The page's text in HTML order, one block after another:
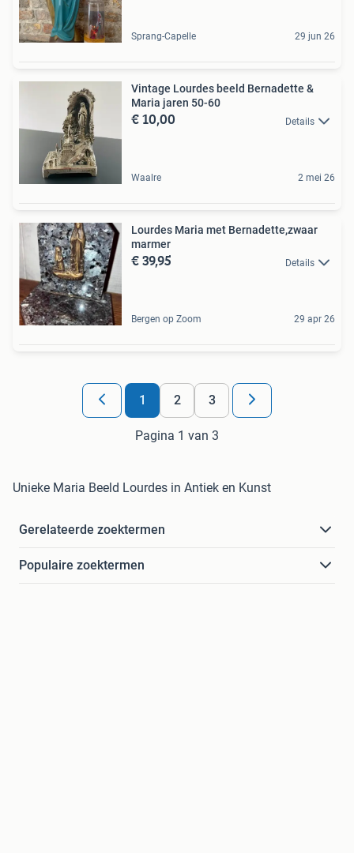
Sprang-Capelle 29 jun 26
Vintage Lourdes beeld Bernadette &
Maria jaren 50-60
€ 10,00 Details
Waalre 2 mei 26
Lourdes Maria met Bernadette,zwaar
marmer
€ 39,95 Details
Bergen op Zoom 29 apr 26
1 2 3
Pagina 1 van 3
Unieke Maria Beeld Lourdes in Antiek en Kunst
Gerelateerde zoektermen
Populaire zoektermen